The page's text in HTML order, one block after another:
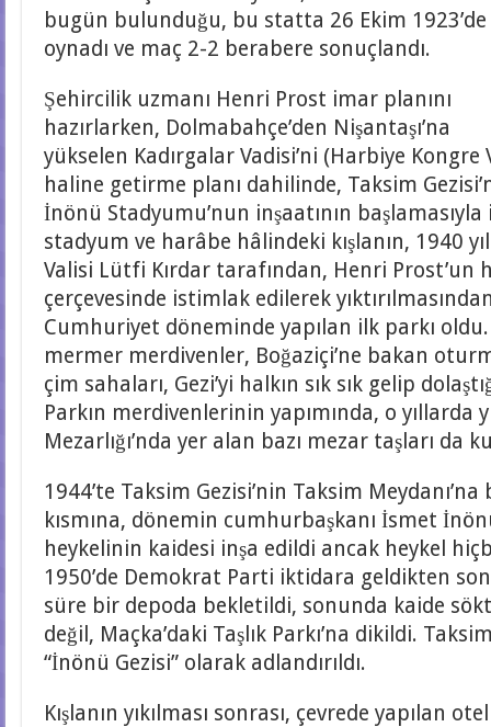
bugün bulunduğu, bu statta 26 Ekim 1923’de
oynadı ve maç 2-2 berabere sonuçlandı.
Şehircilik uzmanı Henri Prost imar planını
hazırlarken, Dolmabahçe’den Nişantaşı’na
yükselen Kadırgalar Vadisi’ni (Harbiye
haline getirme planı dahilinde, Taksim
İnönü Stadyumu’nun inşaatının
stadyum ve harâbe hâlindeki kışlanın, 1940
Valisi Lütfi Kırdar tarafından, Henri Prost’un
çerçevesinde istimlak edilerek
Cumhuriyet döneminde yapılan ilk parkı
mermer merdivenler, Boğaziçi’ne bakan
çim sahaları, Gezi’yi halkın sık sık gelip
Parkın merdivenlerinin yapımında, o yıllarda
Mezarlığı’nda yer alan bazı mezar taşları da
1944’te Taksim Gezisi’nin Taksim
kısmına, dönemin cumhurbaşkanı İsmet
heykelinin kaidesi inşa edildi ancak heykel
1950’de Demokrat Parti iktidara geldikten
süre bir depoda bekletildi, sonunda kaide
değil, Maçka’daki Taşlık Parkı’na dikildi.
“İnönü Gezisi” olarak adlandırıldı.
Kışlanın yıkılması sonrası, çevrede yapılan